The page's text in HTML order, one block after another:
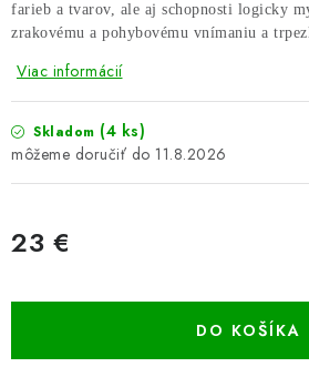
farieb a tvarov, ale aj schopnosti logicky
zrakovému a pohybovému vnímaniu a
Viac informácií
Skladom (4 ks)
11.8.2026
23 €
DO KOŠÍKA